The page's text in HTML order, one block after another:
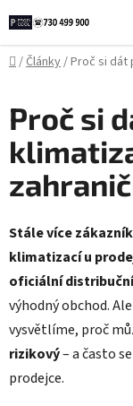
na
obsah
Domů
/Články/Proč si dát
Proč si
Stále více
klimatizací u
oficiální
výhodný obchod.
vysvětlíme, proč
rizikový– a často
prodejce.